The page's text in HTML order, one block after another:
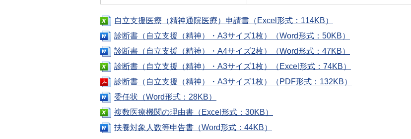
自立支援医療（精神通院医療）申請書（Excel形式：114KB）
診断書（自立支援（精神）・A3サイズ1枚）（Word形式：50KB）
診断書（自立支援（精神）・A4サイズ2枚）（Word形式：47KB）
診断書（自立支援（精神）・A3サイズ1枚）（Excel形式：74KB）
診断書（自立支援（精神）・A3サイズ1枚）（PDF形式：132KB）
委任状（Word形式：28KB）
複数医療機関の理由書（Excel形式：30KB）
扶養対象人数等申告書（Word形式：44KB）